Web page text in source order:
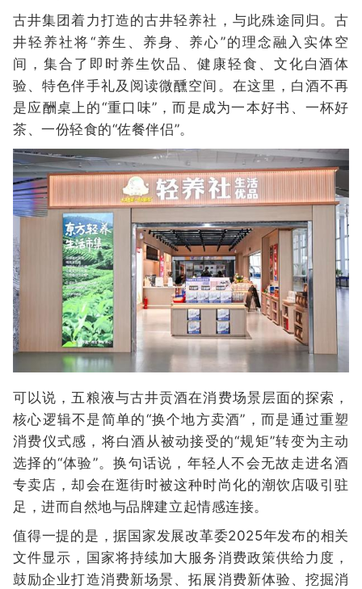
古井集团着力打造的古井轻养社，与此殊途同归。古
井轻养社将“养生、养身、养心”的理念融入实体空
间，集合了即时养生饮品、健康轻食、文化白酒体
验、特色伴手礼及阅读微醺空间。在这里，白酒不再
是应酬桌上的“重口味”，而是成为一本好书、一杯好
茶、一份轻食的“佐餐伴侣”。
可以说，五粮液与古井贡酒在消费场景层面的探索，
核心逻辑不是简单的“换个地方卖酒”，而是通过重塑
消费仪式感，将白酒从被动接受的“规矩”转变为主动
选择的“体验”。换句话说，年轻人不会无故走进名酒
专卖店，却会在逛街时被这种时尚化的潮饮店吸引驻
足，进而自然地与品牌建立起情感连接。
值得一提的是，据国家发展改革委2025年发布的相关
文件显示，国家将持续加大服务消费政策供给力度，
鼓励企业打造消费新场景、拓展消费新体验、挖掘消